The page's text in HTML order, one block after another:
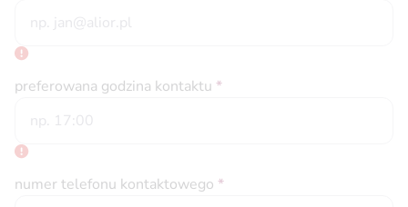
preferowana godzina kontaktu *
numer telefonu kontaktowego *